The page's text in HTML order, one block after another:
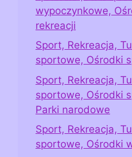
wypoczynkowe,
rekreacji
Sport, Rekreacja,
sportowe, Ośrodki
Sport, Rekreacja,
sportowe, Ośrodki
Parki narodowe
Sport, Rekreacja,
sportowe, Ośrodki